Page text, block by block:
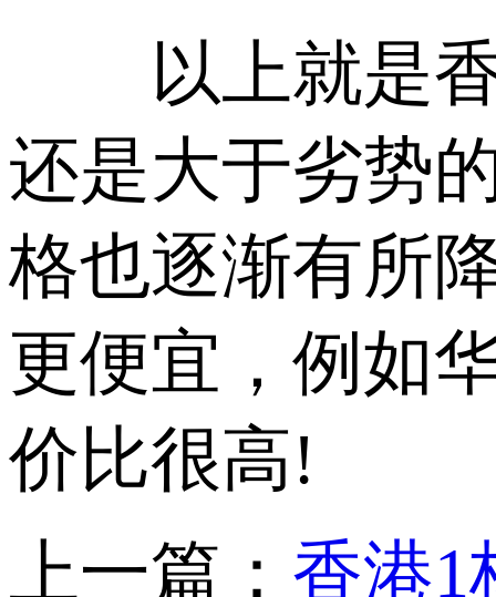
以上就是香
还是大于劣势
格也逐渐有所
更便宜，例如
价比很高!
上一篇： 香港1